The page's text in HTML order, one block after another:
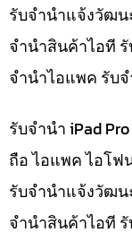
รับจํานําแจ้งวัฒน
จำนำสินค้าไอที
จำนำไอแพค รับ
รับจำนำ iPad
ถือ ไอแพค ไอโฟ
รับจํานําแจ้งวัฒน
จำนำสินค้าไอที